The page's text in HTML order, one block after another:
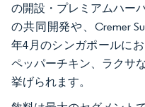
の開設・プレミアムハー
の共同開発や、Cremer
年4月のシンガポールに
ペッパーチキン、ラクサ
挙げられます。